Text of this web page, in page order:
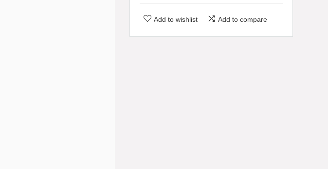
Add to wishlist Add to compare